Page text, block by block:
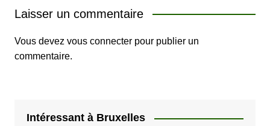
Laisser un commentaire
Vous devez vous connecterpour publier un
commentaire.
Intéressant à Bruxelles